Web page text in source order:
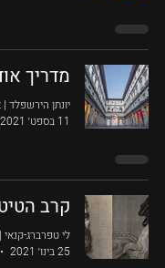
מדריך
יונתן הירשפלד |
11 בספט׳ 2021
קרב
לי טפרברג-קנאי
25 בינו׳ 2021